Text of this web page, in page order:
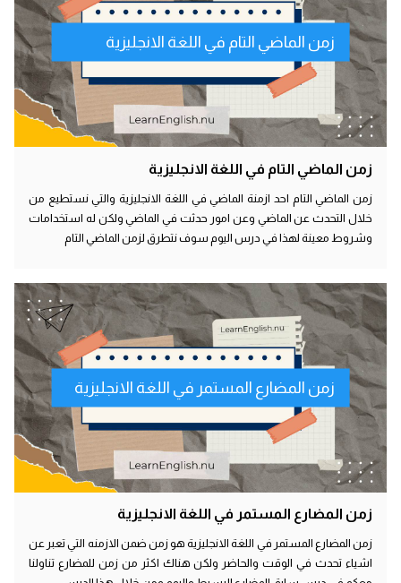
زمن الماضي التام في اللغة الانجليزية
زمن الماضي التام في اللغة الانجليزية
زمن الماضي التام احد ازمنة الماضي في اللغة الانجليزية والتي نستطيع من
خلال التحدث عن الماضي وعن امور حدثت في الماضي ولكن له استخدامات
وشروط معينة لهذا في درس اليوم سوف نتطرق لزمن الماضي التام
زمن المضارع المستمر في اللغة الانجليزية
زمن المضارع المستمر في اللغة الانجليزية
زمن المضارع المستمر في اللغة الانجليزية هو زمن ضمن الازمنه التي تعبر عن
اشياء تحدث في الوقت والحاضر ولكن هناك اكثر من زمن للمضارع تناولنا